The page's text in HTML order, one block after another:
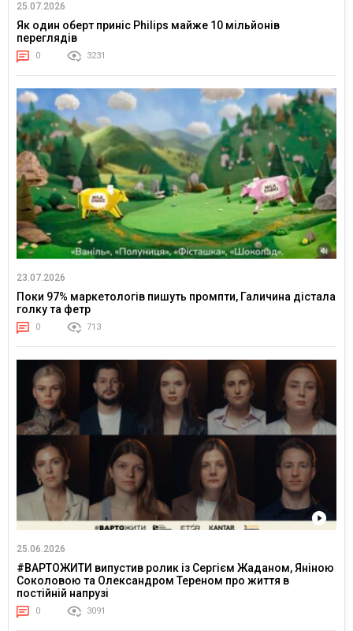
25.07.2026
Як один оберт приніс Philips майже 10 мільйонів
переглядів
0 3231
23.07.2026
Поки 97% маркетологів пишуть промпти, Галичина дістала
голку та фетр
0 713
25.06.2026
#ВАРТОЖИТИ випустив ролик із Сергієм Жаданом, Яніною
Соколовою та Олександром Тереном про життя в
постійній напрузі
0 3091